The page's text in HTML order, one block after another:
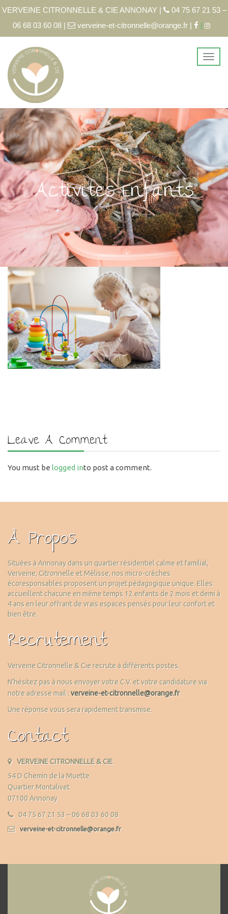
VERVEINE CITRONNELLE & CIE ANNONAY |
04 75 67 21 53 –
06 68 03 60 08 |
verveine-et-citronnelle@orange.fr | |
Activites-Enfants
Leave A Comment
You must be logged into post a comment.
À Propos
Situées à Annonay dans un quartier résidentiel calme et familial,
Verveine, Citronnelle et Mélisse, nos micro-crèches
écoresponsables proposent un projet pédagogique unique. Elles
accueillent chacune en même temps 12 enfants de 2 mois et demi à
4 ans en leur offrant de vrais espaces pensés pour leur confort et
bien être.
Recrutement
Verveine Citronnelle & Cie recrute à différents postes.
N’hésitez pas à nous envoyer votre C.V. et votre candidature via
notre adresse mail :verveine-et-citronnelle@orange.fr
Une réponse vous sera rapidement transmise.
Contact
VERVEINE CITRONNELLE & CIE
54 D Chemin de la Muette
Quartier Montalivet
07100 Annonay
04 75 67 21 53 – 06 68 03 60 08
verveine-et-citronnelle@orange.fr